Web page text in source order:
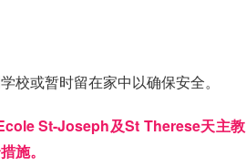
校或暂时留在家中以确保安全。
St-Joseph及St Therese天主教
施。